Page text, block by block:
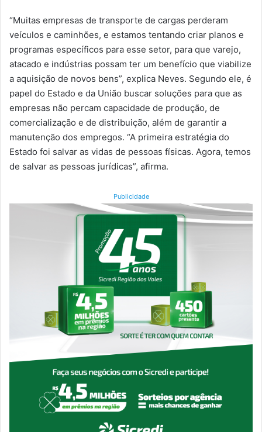
“Muitas empresas de transporte de cargas perderam
veículos e caminhões, e estamos tentando criar planos e
programas específicos para esse setor, para que varejo,
atacado e indústrias possam ter um benefício que viabilize
a aquisição de novos bens”, explica Neves. Segundo ele, é
papel do Estado e da União buscar soluções para que as
empresas não percam capacidade de produção, de
comercialização e de distribuição, além de garantir a
manutenção dos empregos. “A primeira estratégia do
Estado foi salvar as vidas de pessoas físicas. Agora, temos
de salvar as pessoas jurídicas”, afirma.
Publicidade